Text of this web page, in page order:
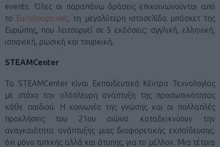
events. Όλες οι παραπάνω δράσεις επικοινωνούνται από
το Eurohoops.net, τη μεγαλύτερη ιστοσελίδα μπάσκετ της
Ευρώπης, που λειτουργεί σε 5 εκδόσεις: αγγλική, ελληνική,
ισπανική, ρωσική και τουρκική.
STEAMCenter
Τα STEAMCenter είναι Εκπαιδευτικά Κέντρα Τεχνολογίας
με στόχο την ολόπλευρη ανάπτυξη της προσωπικότητας
κάθε παιδιού. Η κοινωνία της γνώσης και οι πολλαπλές
προκλήσεις του 21ου αιώνα καταδεικνύουν την
αναγκαιότητα ανάπτυξης μιας διαφορετικής εκπαίδευσης,
όχι μόνο τυπικής αλλά και άτυπης, για το μέλλον. Μια τέτοια